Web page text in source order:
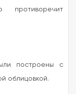
построены с
облицовкой.